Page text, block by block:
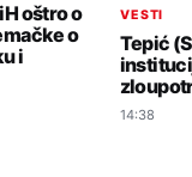
oštro o
o
i
VESTI
Tepić
14:38